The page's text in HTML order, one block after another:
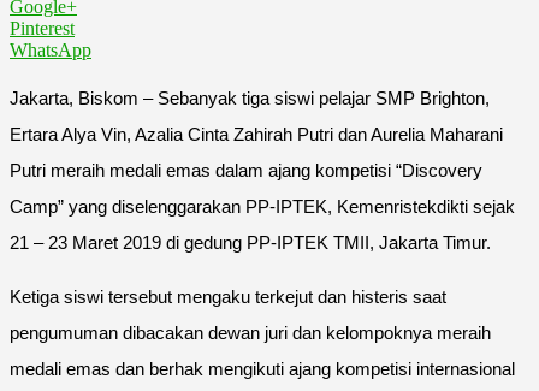
Google+
Pinterest
WhatsApp
Jakarta, Biskom – Sebanyak tiga siswi pelajar SMP Brighton,
Ertara Alya Vin, Azalia Cinta Zahirah Putri dan Aurelia Maharani
Putri meraih medali emas dalam ajang kompetisi “Discovery
Camp” yang diselenggarakan PP-IPTEK, Kemenristekdikti sejak
21 – 23 Maret 2019 di gedung PP-IPTEK TMII, Jakarta Timur.
Ketiga siswi tersebut mengaku terkejut dan histeris saat
pengumuman dibacakan dewan juri dan kelompoknya meraih
medali emas dan berhak mengikuti ajang kompetisi internasional